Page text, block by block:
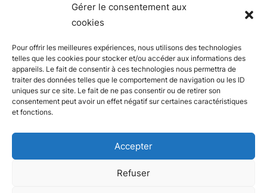
Gérer le consentement aux
cookies
Pour offrir les meilleures expériences, nous utilisons des technologies
telles que les cookies pour stocker et/ou accéder aux informations des
appareils. Le fait de consentir à ces technologies nous permettra de
traiter des données telles que le comportement de navigation ou les ID
uniques sur ce site. Le fait de ne pas consentir ou de retirer son
consentement peut avoir un effet négatif sur certaines caractéristiques
et fonctions.
Accepter
Refuser